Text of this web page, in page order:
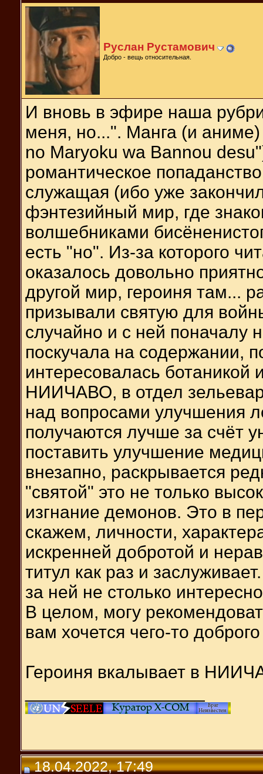
Руслан Рустамович
Добро - вещь относительная.
И вновь в эфире наша
меня, но...". Манга (и
no Maryoku wa Bannou
романтическое
служащая (ибо уже
фэнтезийный мир, где
волшебниками
есть "но". Из-за которого
оказалось довольно
другой мир, героиня там...
призывали святую для
случайно и с ней поначалу
поскучала на содержании,
интересовалась ботаникой
НИИЧАВО, в отдел
над вопросами улучшения
получаются лучше за счёт
поставить улучшение
внезапно, раскрывается
"святой" это не только
изгнание демонов. Это в
скажем, личности,
искренней добротой и
титул как раз и
за ней не столько
В целом, могу
вам хочется чего-то
Героиня вкалывает в
18.04.2022, 17:49